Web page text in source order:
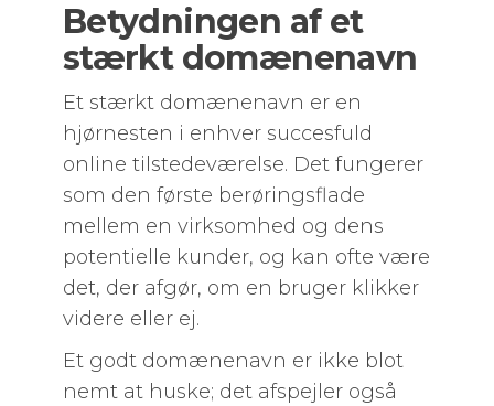
Betydningen af et
stærkt domænenavn
Et stærkt domænenavn er en
hjørnesten i enhver succesfuld
online tilstedeværelse. Det fungerer
som den første berøringsflade
mellem en virksomhed og dens
potentielle kunder, og kan ofte være
det, der afgør, om en bruger klikker
videre eller ej.
Et godt domænenavn er ikke blot
nemt at huske; det afspejler også